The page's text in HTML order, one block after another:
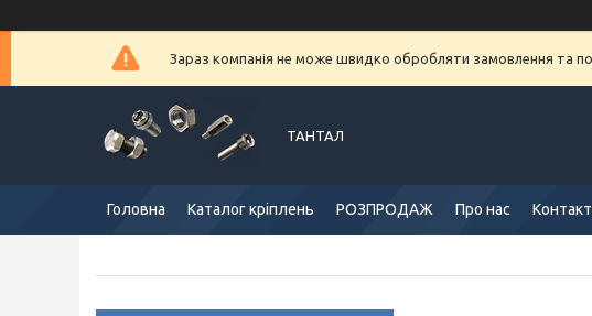
Зараз компанія не може швидко обробляти замовлення та
ТАНТАЛ
Головна Каталог кріплень РОЗПРОДАЖ Про нас